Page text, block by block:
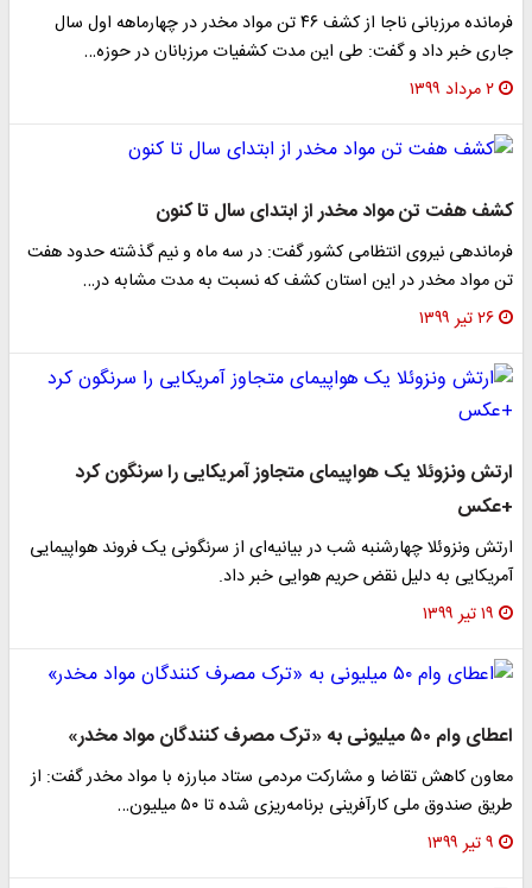
فرمانده مرزبانی ناجا از کشف ۴۶ تن مواد مخدر در چهارماهه اول سال
جاری خبر داد و گفت: طی این مدت کشفیات مرزبانان در حوزه…
۲ مرداد ۱۳۹۹
کشف هفت تن مواد مخدر از ابتدای سال تا کنون
فرماندهی نیروی انتظامی کشور گفت: در سه ماه و نیم گذشته حدود هفت
تن مواد مخدر در این استان کشف که نسبت به مدت مشابه در…
۲۶ تیر ۱۳۹۹
ارتش ونزوئلا یک هواپیمای متجاوز آمریکایی را سرنگون کرد
+عکس
ارتش ونزوئلا چهارشنبه شب در بیانیه‌ای از سرنگونی یک فروند هواپیمایی
آمریکایی به دلیل نقض حریم هوایی خبر داد.
۱۹ تیر ۱۳۹۹
اعطای وام ۵۰ میلیونی به «ترک مصرف کنندگان مواد مخدر»
معاون کاهش تقاضا و مشارکت مردمی ستاد مبارزه با مواد مخدر گفت: از
طریق صندوق ملی کارآفرینی برنامه‌ریزی شده تا ۵۰ میلیون…
۹ تیر ۱۳۹۹